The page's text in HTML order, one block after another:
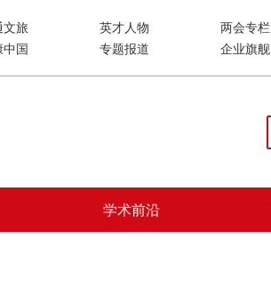
旅 英才人物 两会专栏
国 专题报道 企业旗舰
学术前沿